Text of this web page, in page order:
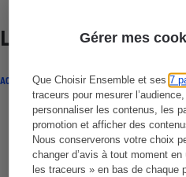
Gérer mes
Que Choisir Ensemble et ses7
traceurs pour mesurer
personnaliser les contenus, les
promotion et afficher des
Nous conserverons votre choix
changer d’avis à tout moment
les traceurs » en bas de chaque
Lire aussi
ACTUALITÉ